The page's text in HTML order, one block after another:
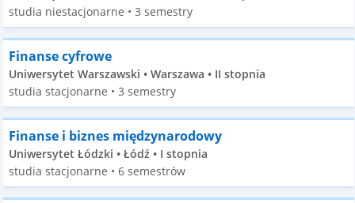
studia niestacjonarne • 3 semestry
Finanse cyfrowe
Uniwersytet Warszawski • Warszawa • II stopnia
studia stacjonarne • 3 semestry
Finanse i biznes międzynarodowy
Uniwersytet Łódzki • Łódź • I stopnia
studia stacjonarne • 6 semestrów